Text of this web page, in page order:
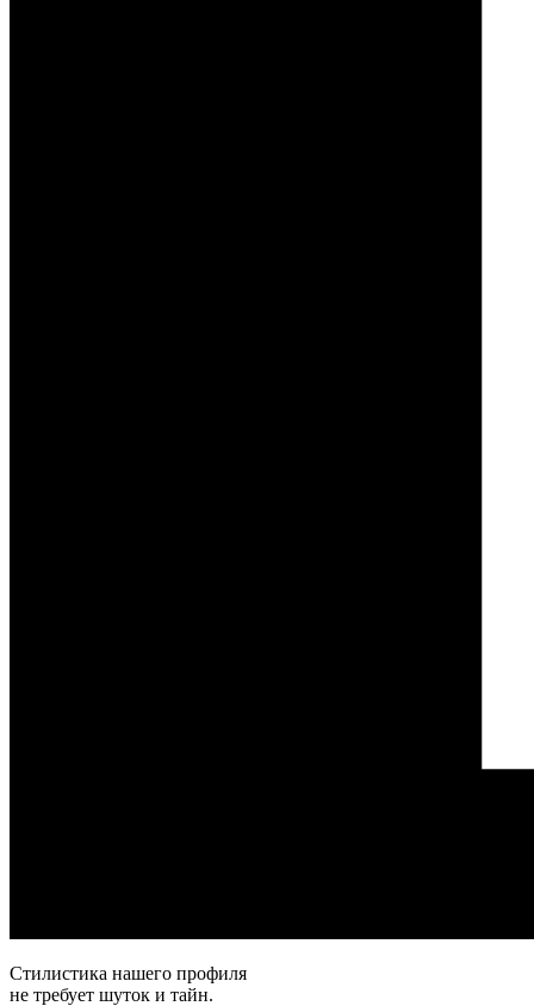
Стилистика нашего профиля
не требует шуток и тайн.